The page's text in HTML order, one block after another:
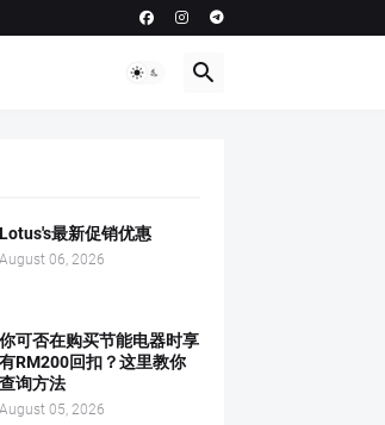
Lotus's最新促销优惠
August 06, 2026
你可否在购买节能电器时享
有RM200回扣？这里教你
查询方法
August 05, 2026